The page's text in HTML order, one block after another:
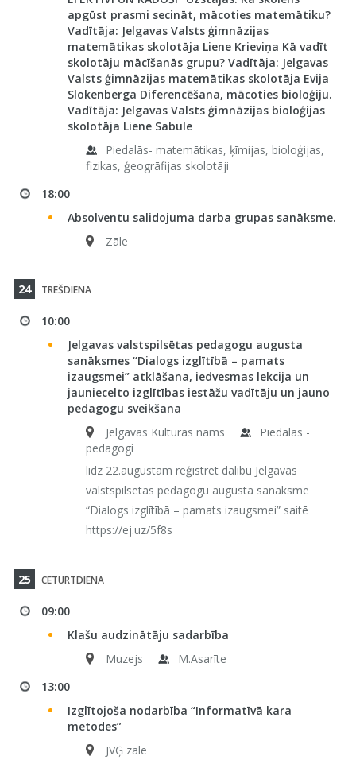
apgūst prasmi secināt, mācoties matemātiku?
Vadītāja: Jelgavas Valsts ģimnāzijas
matemātikas skolotāja Liene Krieviņa Kā vadīt
skolotāju mācīšanās grupu? Vadītāja: Jelgavas
Valsts ģimnāzijas matemātikas skolotāja Evija
Slokenberga Diferencēšana, mācoties bioloģiju.
Vadītāja: Jelgavas Valsts ģimnāzijas bioloģijas
skolotāja Liene Sabule
Piedalās- matemātikas, ķīmijas, bioloģijas,
fizikas, ģeogrāfijas skolotāji
18:00
Absolventu salidojuma darba grupas sanāksme.
Zāle
24 TREŠDIENA
10:00
Jelgavas valstspilsētas pedagogu augusta
sanāksmes “Dialogs izglītībā – pamats
izaugsmei” atklāšana, iedvesmas lekcija un
jauniecelto izglītības iestāžu vadītāju un jauno
pedagogu sveikšana
Jelgavas Kultūras nams
Piedalās -
pedagogi
līdz 22.augustam reģistrēt dalību Jelgavas
valstspilsētas pedagogu augusta sanāksmē
“Dialogs izglītībā – pamats izaugsmei” saitē
https://ej.uz/5f8s
25 CETURTDIENA
09:00
Klašu audzinātāju sadarbība
Muzejs
M.Asarīte
13:00
Izglītojoša nodarbība “Informatīvā kara
metodes”
JVĢ zāle